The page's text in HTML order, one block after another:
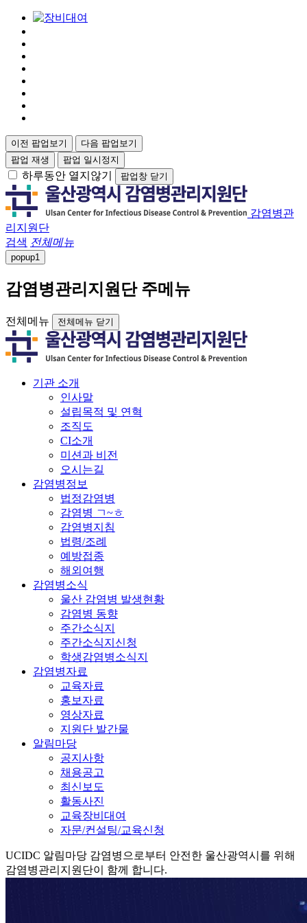
이전 팝업보기
다음 팝업보기
팝업 재생
팝업 일시정지
하루동안 열지않기 팝업창 닫기
감염병관
리지원단
검색 전체메뉴
popup1
감염병관리지원단 주메뉴
전체메뉴 전체메뉴 닫기
기관 소개
인사말
설립목적 및 연혁
조직도
CI소개
미션과 비전
오시는길
감염병정보
법정감염병
감염병 ㄱ~ㅎ
감염병지침
법령/조례
예방접종
해외여행
감염병소식
울산 감염병 발생현황
감염병 동향
주간소식지
주간소식지신청
학생감염병소식지
감염병자료
교육자료
홍보자료
영상자료
지원단 발간물
알림마당
공지사항
채용공고
최신보도
활동사진
교육장비대여
자문/컨설팅/교육신청
UCIDC 알림마당 감염병으로부터 안전한 울산광역시를 위해
감염병관리지원단이 함께 합니다.